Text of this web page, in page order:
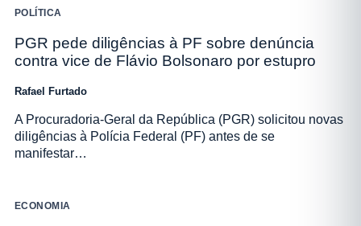
POLÍTICA
PGR pede diligências à PF sobre denúncia
contra vice de Flávio Bolsonaro por estupro
Rafael Furtado
A Procuradoria-Geral da República (PGR) solicitou novas
diligências à Polícia Federal (PF) antes de se
manifestar…
ECONOMIA